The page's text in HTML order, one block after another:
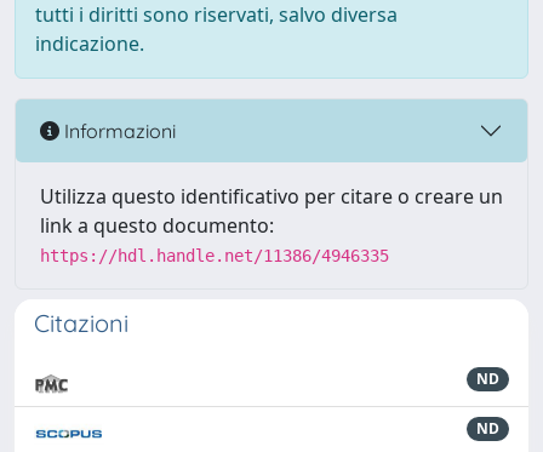
tutti i diritti sono riservati, salvo diversa
indicazione.
Informazioni
Utilizza questo identificativo per citare o creare un
link a questo documento:
https://hdl.handle.net/11386/4946335
Citazioni
ND
ND